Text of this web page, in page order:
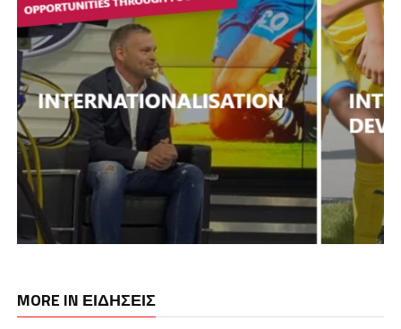
MORE IN ΕΙΔΗΣΕΙΣ